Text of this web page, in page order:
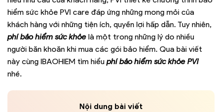
hiểm sức khỏe PVI care đáp ứng những mong mỏi của
khách hàng với những tiện ích, quyền lợi hấp dẫn. Tuy nhiên,
phí bảo hiểm sức khỏe là một trong những lý do nhiều
người băn khoăn khi mua các gói bảo hiểm. Qua bài viết
này cùng IBAOHIEM tìm hiểu phí bảo hiểm sức khỏe PVI
nhé.
Nội dung bài viết